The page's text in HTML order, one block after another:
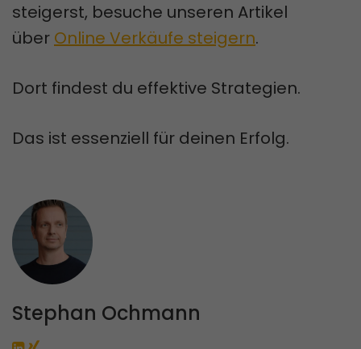
steigerst, besuche unseren Artikel
über Online Verkäufe steigern.
Dort findest du effektive Strategien.
Das ist essenziell für deinen Erfolg.
Stephan Ochmann